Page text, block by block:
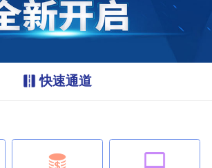
快速通道